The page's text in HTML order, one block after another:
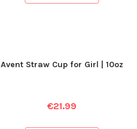
Avent Straw Cup for Girl | 10oz
€21.99